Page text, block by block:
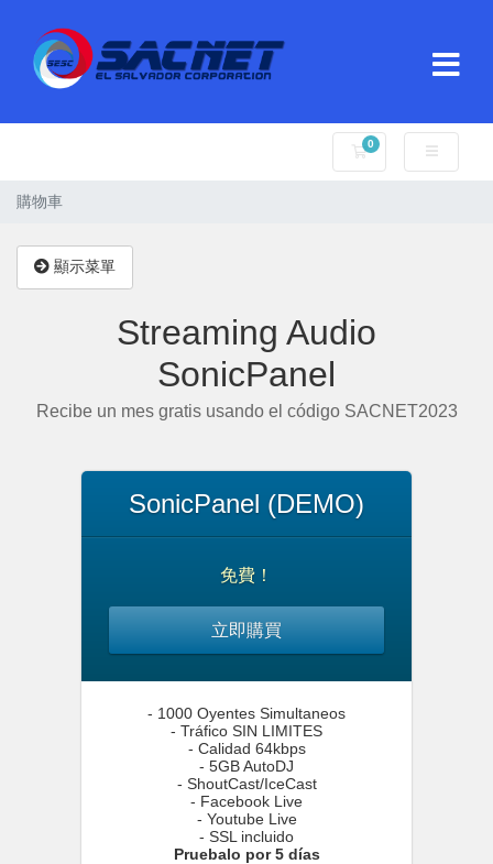
0
購物車
購物車
顯示菜單
Streaming Audio
SonicPanel
Recibe un mes gratis usando el código SACNET2023
SonicPanel (DEMO)
免費！
立即購買
- 1000 Oyentes Simultaneos
- Tráfico SIN LIMITES
- Calidad 64kbps
- 5GB AutoDJ
- ShoutCast/IceCast
- Facebook Live
- Youtube Live
- SSL incluido
Pruebalo por 5 días